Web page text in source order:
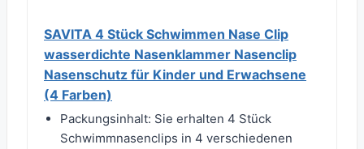
SAVITA 4 Stück Schwimmen Nase Clip
wasserdichte Nasenklammer Nasenclip
Nasenschutz für Kinder und Erwachsene
(4 Farben)
Packungsinhalt: Sie erhalten 4 Stück
Schwimmnasenclips in 4 verschiedenen